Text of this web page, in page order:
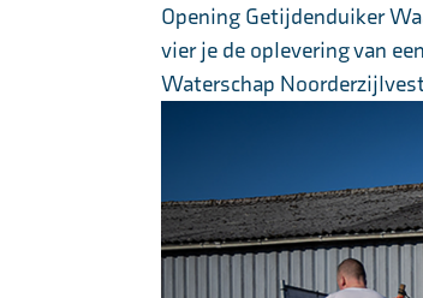
Opening Getijdenduiker
vier je de oplevering van
Waterschap